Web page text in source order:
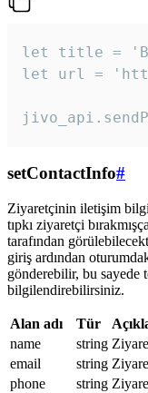
let title =
let url =
setContactInfo#
Ziyaretçinin iletişim
tıpkı ziyaretçi
tarafından
giriş ardından
gönderebilir, bu sayede
bilgilendirebilirsiniz.
Alan adı Tür
name
string
email
string
phone
string